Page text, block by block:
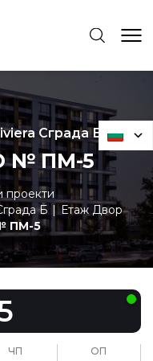
Сграда Б
№ ПМ-5
проекти
Б
Етаж Двор
ПМ-5
ЧП
ОП